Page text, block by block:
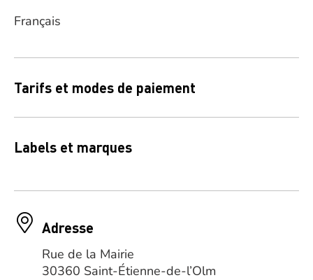
Français
Tarifs et modes de paiement
Labels et marques
Adresse
Rue de la Mairie
30360 Saint-Étienne-de-l’Olm